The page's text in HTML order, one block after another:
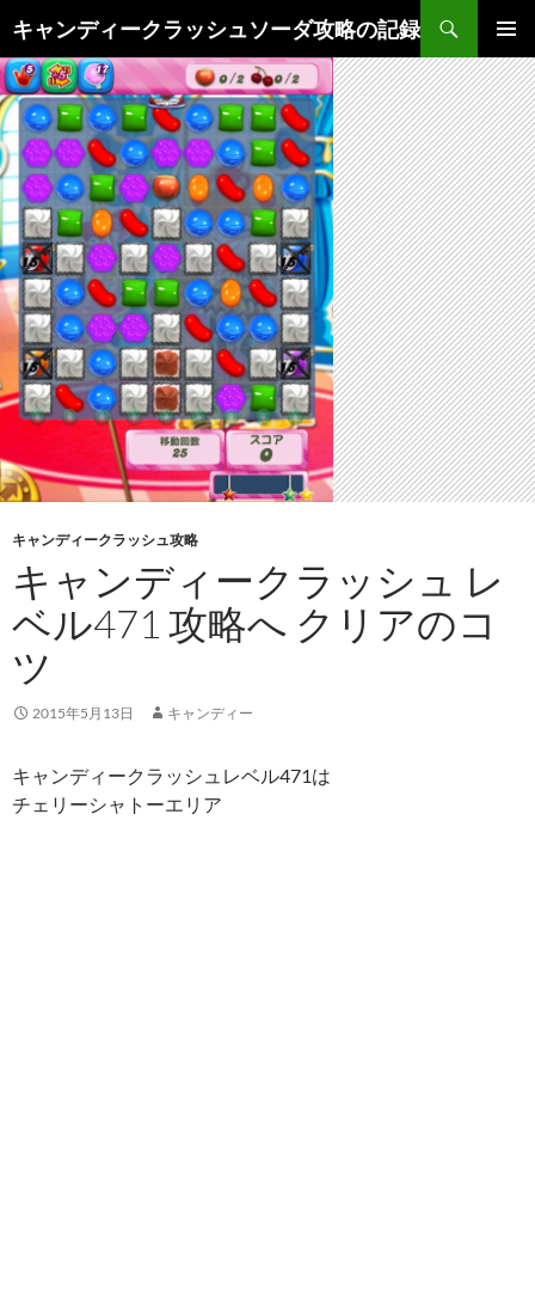
キャンディークラッシュソーダ攻略の記録
索
メインメ
ニュー
ン
テ
ン
ツ
へ
ス
キ
ッ
プ
キャンディークラッシュ攻略
キャンディークラッシュ レ
ベル471 攻略へ クリアのコ
ツ
2015年5月13日 キャンディー
キャンディークラッシュレベル471は
チェリーシャトーエリア